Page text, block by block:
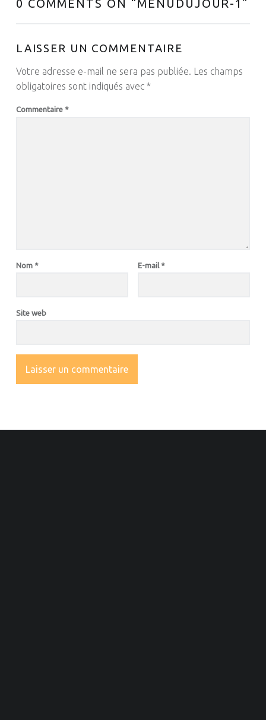
0 COMMENTS ON “MENUDUJOUR-1”
LAISSER UN COMMENTAIRE
Votre adresse e-mail ne sera pas publiée.
Les champs
obligatoires sont indiqués avec *
Commentaire *
Nom * E-mail *
Site web
SIDEBAR